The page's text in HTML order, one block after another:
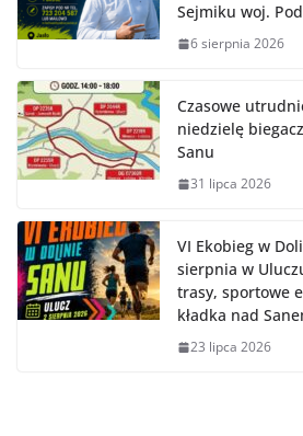
Sejmiku woj.
6 sierpnia 2026
Czasowe
niedzielę
Sanu
31 lipca 2026
VI Ekobieg w
sierpnia w
trasy, sportowe
kładka nad
23 lipca 2026